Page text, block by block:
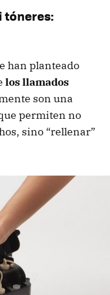
tóneres:
han planteado
los llamados
son una
permiten no
sino “rellenar”